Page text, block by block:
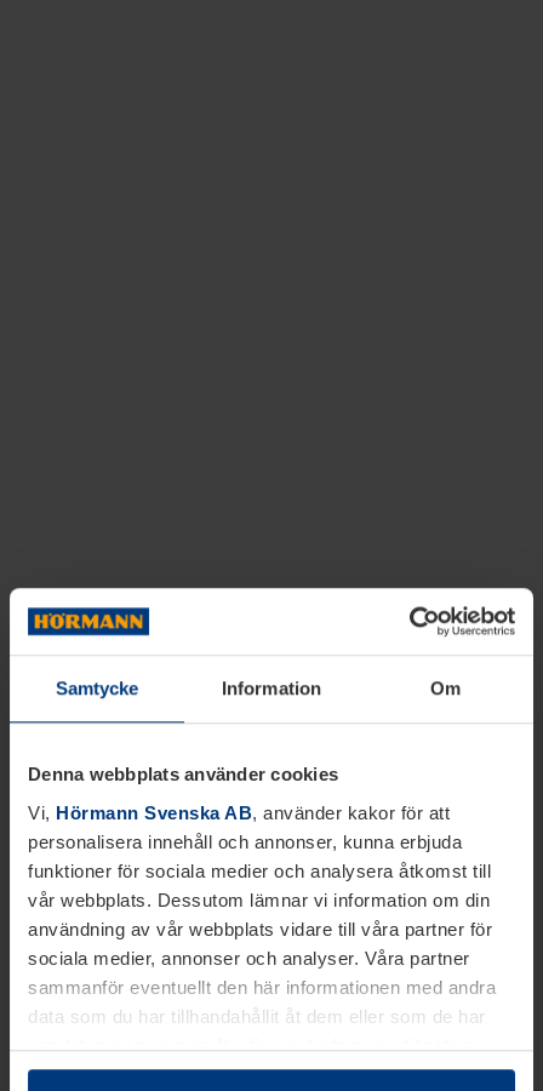
Samtycke Information Om
Denna webbplats använder cookies
Vi, Hörmann Svenska AB, använder kakor för att
personalisera innehåll och annonser, kunna erbjuda
funktioner för sociala medier och analysera åtkomst till
vår webbplats. Dessutom lämnar vi information om din
användning av vår webbplats vidare till våra partner för
sociala medier, annonser och analyser. Våra partner
sammanför eventuellt den här informationen med andra
data som du har tillhandahållit åt dem eller som de har
samlat in inom ramen för din användning av tjänsterna.
Juridiskt kan vi lagra kakor på din enhet, om de är